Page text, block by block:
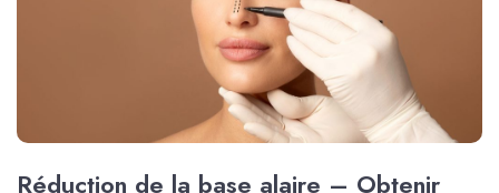
Réduction de la base alaire – Obtenir